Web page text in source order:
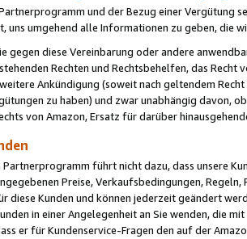
und der Bezug einer Vergütung
uns umgehend alle Informationen zu geben, die
gegen diese Vereinbarung oder andere
Rechten und Rechtsbehelfen, das
Ankündigung (soweit nach geltendem
zu haben) und zwar unabhängig davon,
von Amazon, Ersatz für darüber
Partnerprogramm führt nicht dazu, dass unsere
Preise, Verkaufsbedingungen,
diese Kunden und können jederzeit geändert
in einer Angelegenheit an Sie wenden, die
er für Kundenservice-Fragen den auf der